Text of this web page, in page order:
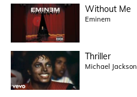
Without Me
Eminem
Thriller
Michael Jackson